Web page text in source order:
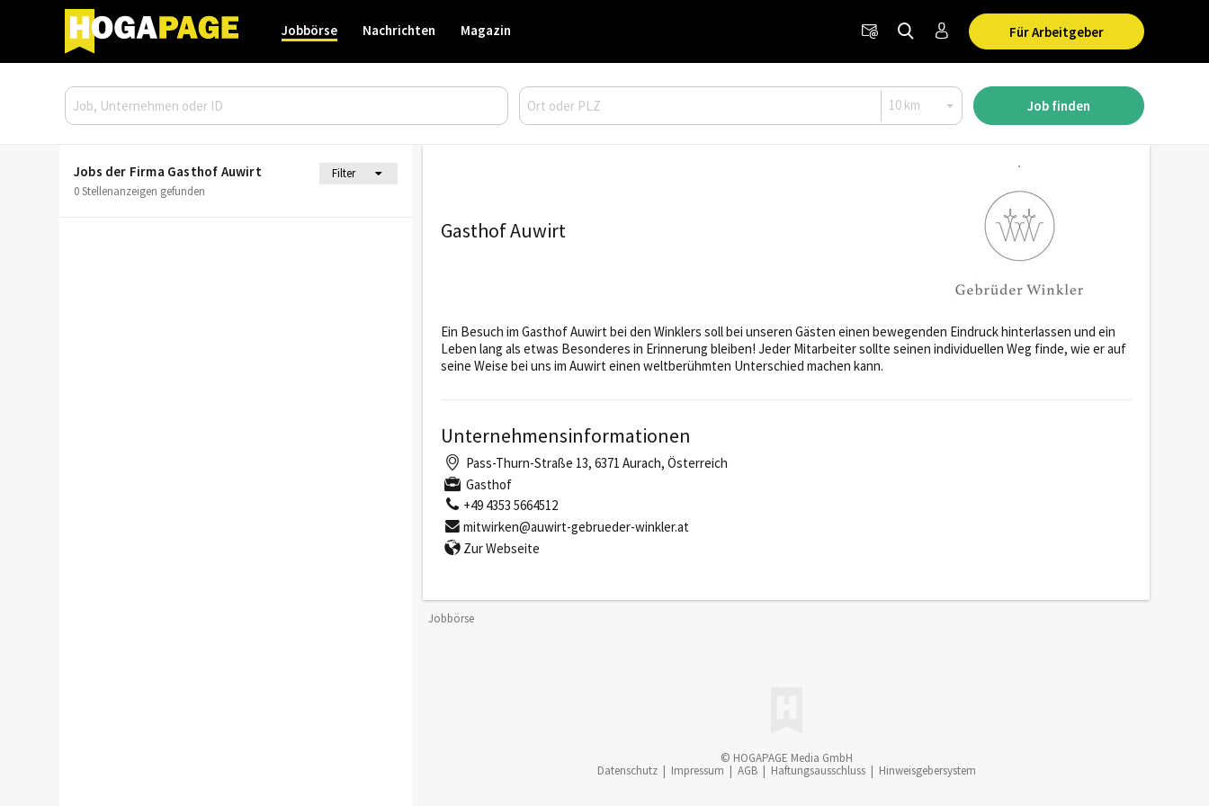
Für Arbeitgeber
Jobbörse Nachrichten Magazin
Job finden
Jobs der Firma Gasthof Auwirt
Filter
0 Stellenanzeigen gefunden
Gasthof Auwirt
Ein Besuch im Gasthof Auwirt bei den Winklers soll bei unseren Gästen einen bewegenden Eindruck hinterlassen und ein
Leben lang als etwas Besonderes in Erinnerung bleiben! Jeder Mitarbeiter sollte seinen individuellen Weg finde, wie er auf
seine Weise bei uns im Auwirt einen weltberühmten Unterschied machen kann.
Unternehmensinformationen
Pass-Thurn-Straße 13, 6371 Aurach, Österreich
Gasthof
+49 4353 5664512
mitwirken@auwirt-gebrueder-winkler.at
Zur Webseite
Jobbörse
© HOGAPAGE Media GmbH
Datenschutz
Impressum AGB Haftungsausschluss Hinweisgebersystem